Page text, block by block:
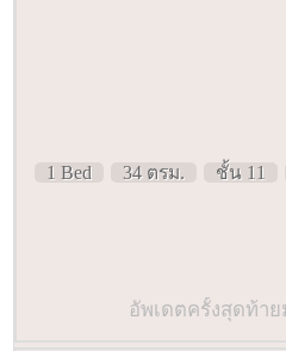
1 Bed 34 ตรม. ชั้น 11
อัพเดตครั้งสุดท้า